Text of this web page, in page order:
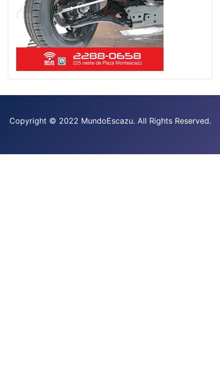
Copyright © 2022 MundoEscazu. All Rights Reserved.